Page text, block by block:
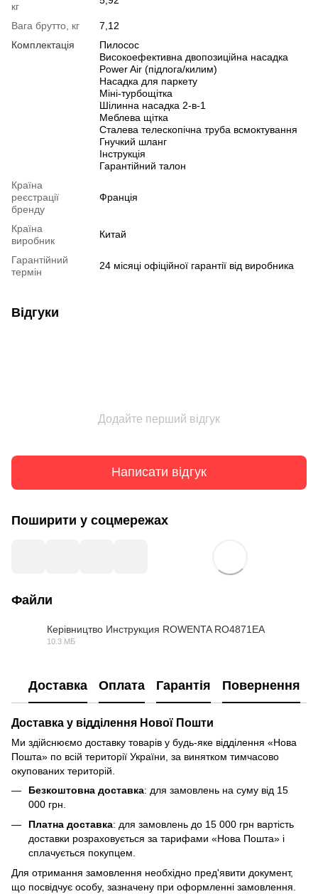
кг
Вага брутто, кг
7,12
Комплектація
Пилосос
Високоефективна двопозиційна насадка
Power Air (підлога/килим)
Насадка для паркету
Міні-турбощітка
Шілинна насадка 2-в-1
Меблева щітка
Сталева телескопічна труба всмоктування
Гнучкий шланг
Інструкція
Гарантійний талон
Країна
реєстрації
бренду
Франція
Країна
виробник
Китай
Гарантійний
термін
24 місяці офіційної гарантії від виробника
Відгуки
Додайте перший відгук
Написати відгук
Поширити у соцмережах
Файли
Керівництво Инструкция ROWENTA RO4871EA
10.3 МБ
Доставка Оплата Гарантія Повернення
Доставка у відділення Нової Пошти
Ми здійснюємо доставку товарів у будь-яке відділення «Нова
Пошта» по всій території України, за винятком тимчасово
окупованих територій.
Безкоштовна доставка: для замовлень на суму від 15
000 грн.
Платна доставка: для замовлень до 15 000 грн вартість
доставки розраховується за тарифами «Нова Пошта» і
сплачується покупцем.
Для отримання замовлення необхідно пред'явити документ,
що посвідчує особу, зазначену при оформленні замовлення.